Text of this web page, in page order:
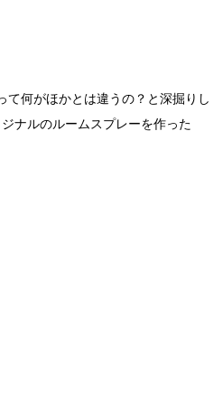
何がほかとは違うの？と深掘りし
ナルのルームスプレーを作った